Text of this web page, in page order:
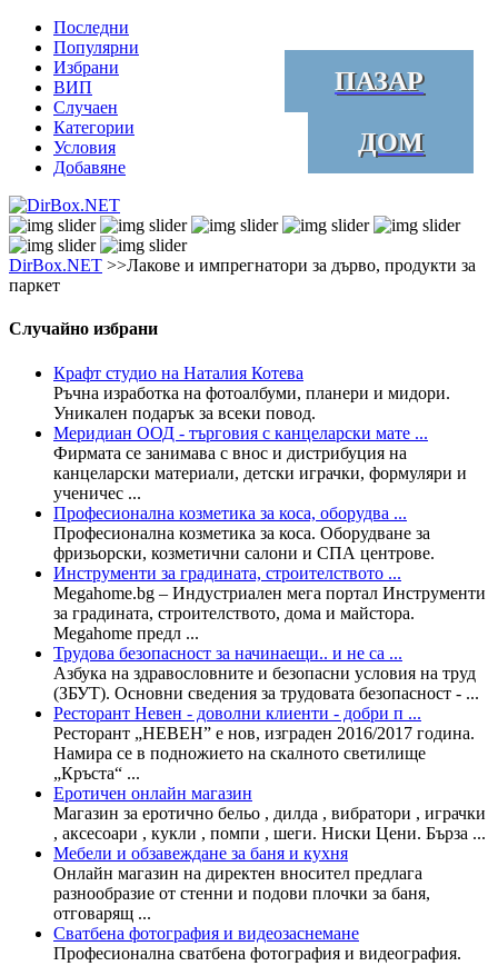
Последни
Популярни
Избрани
ВИП
Случаен
Категории
Условия
Добавяне
ПАЗАР
ДОМ
DirBox.NET >>Лакове и импрегнатори за дърво, продукти за
паркет
Случайно избрани
Крафт студио на Наталия Котева
Ръчна изработка на фотоалбуми, планери и мидори.
Уникален подарък за всеки повод.
Меридиан ООД - търговия с канцеларски мате ...
Фирмата се занимава с внос и дистрибуция на
канцеларски материали, детски играчки, формуляри и
ученичес ...
Професионална козметика за коса, оборудва ...
Професионална козметика за коса. Оборудване за
фризьорски, козметични салони и СПА центрове.
Инструменти за градината, строителството ...
Megahome.bg – Индустриален мега портал Инструменти
за градината, строителството, дома и майстора.
Megahome предл ...
Трудова безопасност за начинаещи.. и не са ...
Азбука на здравословните и безопасни условия на труд
(ЗБУТ). Основни сведения за трудовата безопасност - ...
Ресторант Невен - доволни клиенти - добри п ...
Ресторант „НЕВЕН” е нов, изграден 2016/2017 година.
Намира се в подножието на скалното светилище
„Кръста“ ...
Еротичен онлайн магазин
Магазин за еротично бельо , дилда , вибратори , играчки
, аксесоари , кукли , помпи , шеги. Ниски Цени. Бърза ...
Мебели и обзавеждане за баня и кухня
Онлайн магазин на директен вносител предлага
разнообразие от стенни и подови плочки за баня,
отговарящ ...
Сватбена фотография и видеозаснемане
Професионална сватбена фотография и видеография.